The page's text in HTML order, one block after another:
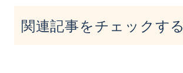
関連記事をチェックする